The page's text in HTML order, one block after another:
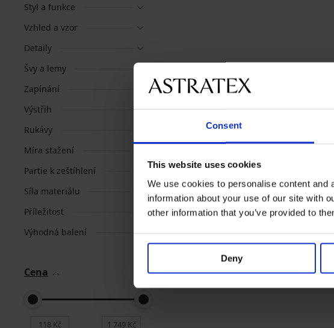
Consent
This website uses cookies
We use cookies to personalise content
information about your use of our site with
other information that you’ve provided to
Deny
Styl a funkce
Vzhled a vzor
Detaily
Švy a lemy
Zapínání
Výstřih
Rukávy
Míra stažení
Partie k zeštíhlení
Síla materiálu
Příležitost
Výhodná balení
Cena